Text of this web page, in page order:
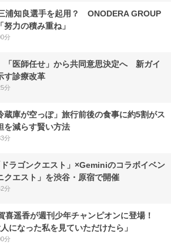
浦知良選手を起用？ ONODERA GROUP
努力の積み重ね」
分
「医師任せ」から共同意思決定へ 新ガイ
す診療改革
分
蔵庫が空っぽ」旅行前後の食事に約5割がス
減らす賢い方法
分
ラゴンクエスト」×Geminiのコラボイベン
クエスト」を渋谷・原宿で開催
分
喜遥香が週刊少年チャンピオンに登場！
人になった私を見ていただけたら」
分